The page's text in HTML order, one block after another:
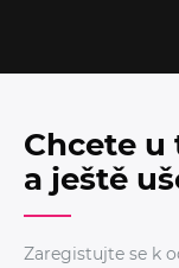
Chcete
a ještě
Zaregistujte se k